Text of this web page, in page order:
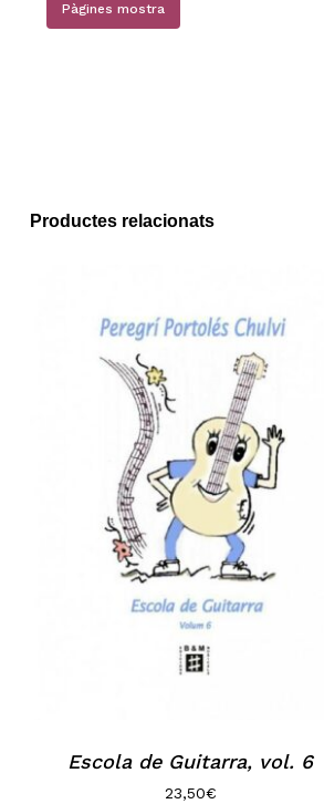
No hi ha productes
Pàgines mostra
Productes relacionats
Escola de Guitarra, vol. 6
23,50€